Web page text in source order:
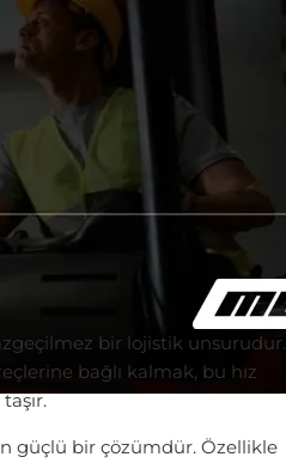
bir lojistik unsurudur.
bağlı kalmak, bu hız
güçlü bir çözümdür. Özellikle